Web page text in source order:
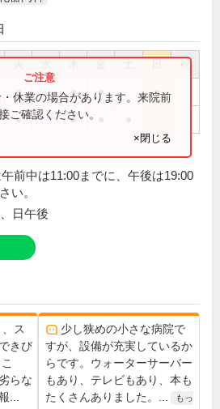
祝
● ● ● ●
● ●
休業の場合があります。来院前
ご確認ください。
×閉じる
前中は11:00までに、午後は19:00
い。
日午後
ス
きび
らな
...
少し狭めの小さな病院で
すが、設備が充実しているか
らです。ウォーターサーバー
もあり、テレビもあり、本も
たくさんありました。...
もっ